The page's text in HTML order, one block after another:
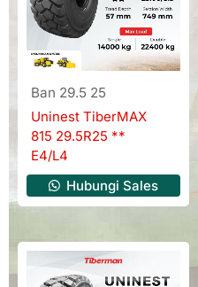
Ban 29.5 25
Uninest TiberMAX
815 29.5R25 **
E4/L4
Hubungi Sales